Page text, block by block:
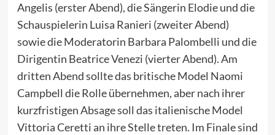
Angelis (erster Abend), die Sängerin Elodie und die
Schauspielerin Luisa Ranieri (zweiter Abend)
sowie die Moderatorin Barbara Palombelli und die
Dirigentin Beatrice Venezi (vierter Abend). Am
dritten Abend sollte das britische Model Naomi
Campbell die Rolle übernehmen, aber nach ihrer
kurzfristigen Absage soll das italienische Model
Vittoria Ceretti an ihre Stelle treten. Im Finale sind